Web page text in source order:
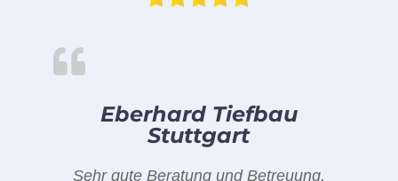
Eberhard Tiefbau
Stuttgart
Sehr gute Beratung und Betreuung.